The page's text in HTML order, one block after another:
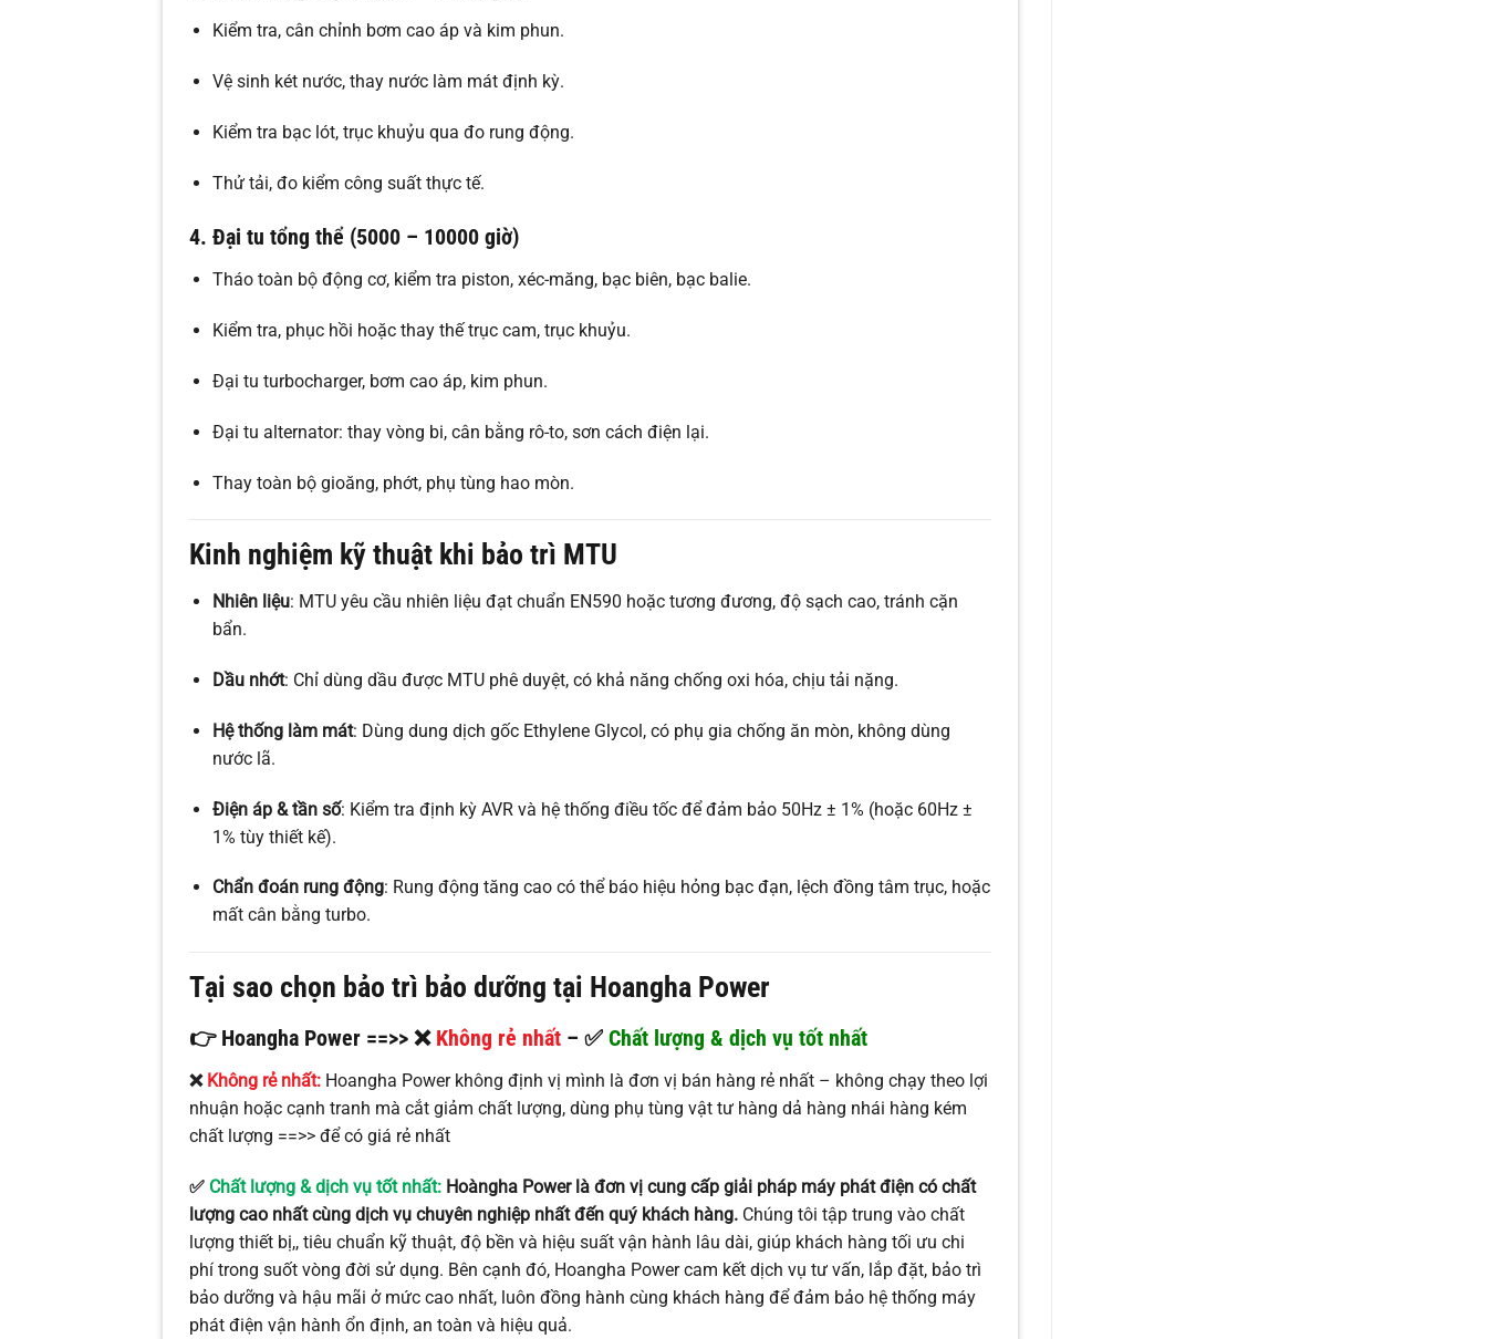
Kiểm tra, cân chỉnh bơm cao áp và kim phun.
Vệ sinh két nước, thay nước làm mát định kỳ.
Kiểm tra bạc lót, trục khuỷu qua đo rung động.
Thử tải, đo kiểm công suất thực tế.
4. Đại tu tổng thể (5000 – 10000 giờ)
Tháo toàn bộ động cơ, kiểm tra piston, xéc-măng, bạc biên, bạc balie.
Kiểm tra, phục hồi hoặc thay thế trục cam, trục khuỷu.
Đại tu turbocharger, bơm cao áp, kim phun.
Đại tu alternator: thay vòng bi, cân bằng rô-to, sơn cách điện lại.
Thay toàn bộ gioăng, phớt, phụ tùng hao mòn.
Kinh nghiệm kỹ thuật khi bảo trì MTU
Nhiên liệu: MTU yêu cầu nhiên liệu đạt chuẩn EN590 hoặc tương đương, độ sạch cao, tránh cặn
bẩn.
Dầu nhớt: Chỉ dùng dầu được MTU phê duyệt, có khả năng chống oxi hóa, chịu tải nặng.
Hệ thống làm mát: Dùng dung dịch gốc Ethylene Glycol, có phụ gia chống ăn mòn, không dùng
nước lã.
Điện áp & tần số: Kiểm tra định kỳ AVR và hệ thống điều tốc để đảm bảo 50Hz ± 1% (hoặc 60Hz ±
1% tùy thiết kế).
Chẩn đoán rung động: Rung động tăng cao có thể báo hiệu hỏng bạc đạn, lệch đồng tâm trục, hoặc
mất cân bằng turbo.
Tại sao chọn bảo trì bảo dưỡng tại Hoangha Power
👉 Hoangha Power ==>> ❌ Không rẻ nhất – ✅ Chất lượng & dịch vụ tốt nhất
❌ Không rẻ nhất: Hoangha Power không định vị mình là đơn vị bán hàng rẻ nhất – không chạy theo lợi
nhuận hoặc cạnh tranh mà cắt giảm chất lượng, dùng phụ tùng vật tư hàng dả hàng nhái hàng kém
chất lượng ==>> để có giá rẻ nhất
✅ Chất lượng & dịch vụ tốt nhất: Hoàngha Power là đơn vị cung cấp giải pháp máy phát điện có chất
lượng cao nhất cùng dịch vụ chuyên nghiệp nhất đến quý khách hàng. Chúng tôi tập trung vào chất
lượng thiết bị,, tiêu chuẩn kỹ thuật, độ bền và hiệu suất vận hành lâu dài, giúp khách hàng tối ưu chi
phí trong suốt vòng đời sử dụng. Bên cạnh đó, Hoangha Power cam kết dịch vụ tư vấn, lắp đặt, bảo trì
bảo dưỡng và hậu mãi ở mức cao nhất, luôn đồng hành cùng khách hàng để đảm bảo hệ thống máy
phát điện vận hành ổn định, an toàn và hiệu quả.